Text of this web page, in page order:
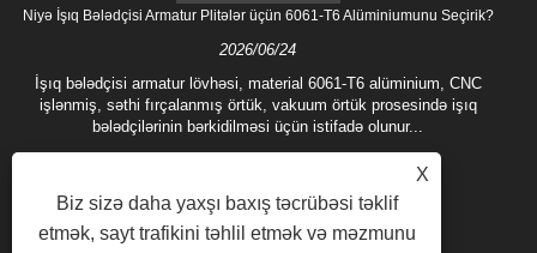
Niyə İşıq Bələdçisi Armatur Plitələr üçün 6061-T6 Alüminiumunu Seçirik?
2026/06/24
İşıq bələdçisi armatur lövhəsi, material 6061-T6 alüminium, CNC
işlənmiş, səthi fırçalanmış örtük, vakuum örtük prosesində işıq
bələdçilərinin bərkidilməsi üçün istifadə olunur...
X
Biz sizə daha yaxşı baxış təcrübəsi təklif
etmək, sayt trafikini təhlil etmək və məzmunu